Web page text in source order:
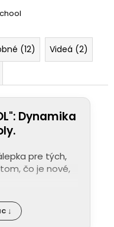
(12)
Videá (2)
Dynamika
pre tých,
čo je nové,
↓